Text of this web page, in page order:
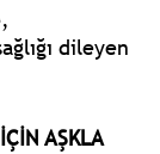
dileyen
AŞKLA